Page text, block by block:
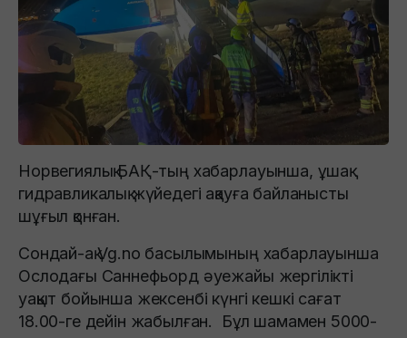
Норвегиялық БАҚ-тың хабарлауынша, ұшақ
гидравликалық жүйедегі ақауға байланысты
шұғыл қонған.
Сондай-ақ Vg.no басылымының хабарлауынша
Ослодағы Саннефьорд әуежайы жергілікті
уақыт бойынша жексенбі күнгі кешкі сағат
18.00-ге дейін жабылған. Бұл шамамен 5000-